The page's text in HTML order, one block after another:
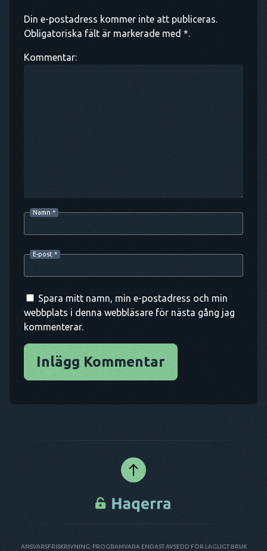
Din e-postadress kommer inte att publiceras.
Obligatoriska fält är markerade med *.
Kommentar:
Namn *
E-post *
Spara mitt namn, min e-postadress och min
webbplats i denna webbläsare för nästa gång jag
kommenterar.
Inlägg Kommentar
ANSVARSFRISKRIVNING: PROGRAMVARA ENDAST AVSEDD FÖR LAGLIGT BRUK